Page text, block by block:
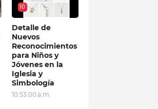
10
Detalle de
Nuevos
Reconocimientos
para Niños y
Jóvenes en la
Iglesia y
Simbología
10:53:00 a.m.